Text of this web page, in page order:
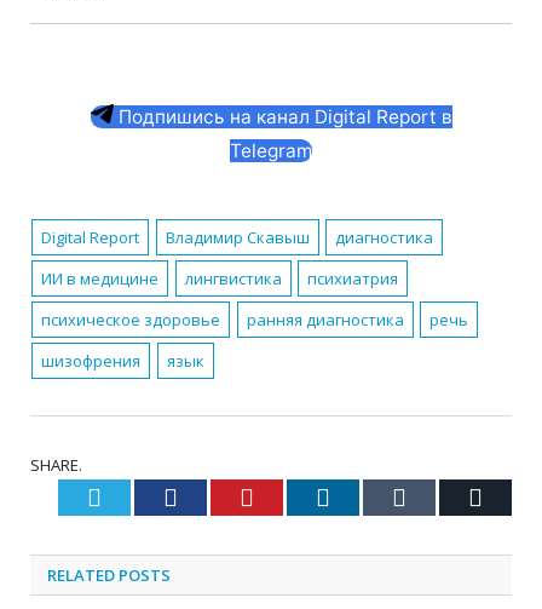
Подпишись на канал Digital Report в
Telegram
Digital Report Владимир Скавыш
диагностика
ИИ в медицине
лингвистика
психиатрия
психическое здоровье
ранняя диагностика
речь
шизофрения
язык
SHARE.
Twitter Facebook Pinterest LinkedIn Tumblr
RELATED POSTS